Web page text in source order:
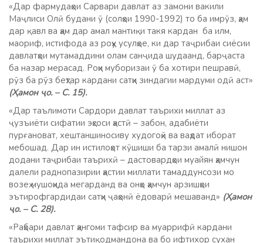
«Дар фармудаҳои Сарвари давлат аз замони вакили
Маҷлиси Олӣ будани ӯ (солҳои 1990-1992) то ба имрӯз, ҳам
дар қавл ва ҳам дар амал мантиқи такя кардан ба илм,
маориф, истифода аз роҳу усулҳое, ки дар таҷрибаи сиёсии
давлатҳои мутамаддини олам санҷида шудаанд, барҷаста
ба назар мерасад. Роҳи муборизаи ӯ ба хотири пешравӣ,
рӯз ба рӯз беҳтар кардани сатҳи зиндагии мардуми одӣ аст»
(Ҳамон ҷо. – С. 15).
«Дар таълимоти Сардори давлат таърихи миллат аз
ҷузъиёти сифатии эҳсоси ҳастӣ – забон, адабиёти
пурғановат, хештаншиносиву худогоҳӣ ва ваҳдат иборат
мебошад. Дар ин истилоҳот кӯшиши ба тарзи амалӣ нишон
додани таҷрибаи таърихӣ – дастовардҳои муайян ҳамчун
далели раднопазирии ҳастии миллати тамаддунсози мо
возеҳ мушоҳида мегарданд ва онҳо ҳамчун арзишҳои
эътирофгардидаи сатҳи ҷаҳонӣ ёдоварӣ мешаванд» (Ҳамон
ҷо. – С. 28).
«Раҳбари давлат ҳангоми тафсир ва муаррифӣ кардани
таърихи миллат эътиқодмандона ва бо ифтихор сухан